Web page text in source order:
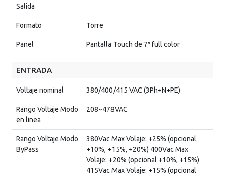
Salida
Formato Torre
Panel Pantalla Touch de 7″ full color
ENTRADA
Voltaje nominal 380/400/415 VAC (3Ph+N+PE)
Rango Voltaje Modo
en linea
208~478VAC
Rango Voltaje Modo
ByPass
380Vac Max Volaje: +25% (opcional
+10%, +15%, +20%) 400Vac Max
Volaje: +20% (opcional +10%, +15%)
415Vac Max Volaje: +15% (opcional